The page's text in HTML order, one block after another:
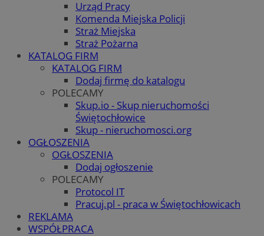
Urząd Pracy
Komenda Miejska Policji
Straż Miejska
Straż Pożarna
KATALOG FIRM
KATALOG FIRM
Dodaj firmę do katalogu
POLECAMY
Skup.io - Skup nieruchomości
Świętochłowice
Skup - nieruchomosci.org
OGŁOSZENIA
OGŁOSZENIA
Dodaj ogłoszenie
POLECAMY
Protocol IT
Pracuj.pl - praca w Świętochłowicach
REKLAMA
WSPÓŁPRACA